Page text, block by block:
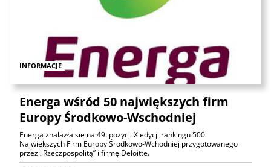
INFORMACJE
Energa wśród 50 największych firm
Europy Środkowo-Wschodniej
Energa znalazła się na 49. pozycji X edycji rankingu 500
Największych Firm Europy Środkowo-Wchodniej przygotowanego
przez „Rzeczpospolitą” i firmę Deloitte.